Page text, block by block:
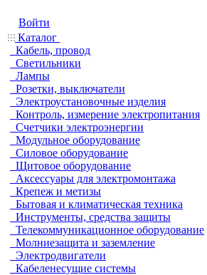
Войти
Каталог
Кабель, провод
Светильники
Лампы
Розетки, выключатели
Электроустановочные изделия
Контроль, измерение электропитания
Счетчики электроэнергии
Модульное оборудование
Силовое оборудование
Щитовое оборудование
Аксессуары для электромонтажа
Крепеж и метизы
Бытовая и климатическая техника
Инструменты, средства защиты
Телекоммуникационное оборудование
Молниезащита и заземление
Электродвигатели
Кабеленесущие системы